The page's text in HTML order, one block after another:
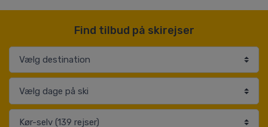
Find tilbud på skirejser